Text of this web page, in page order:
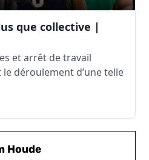
que collective |
et arrêt de travail
déroulement d’une telle
Houde